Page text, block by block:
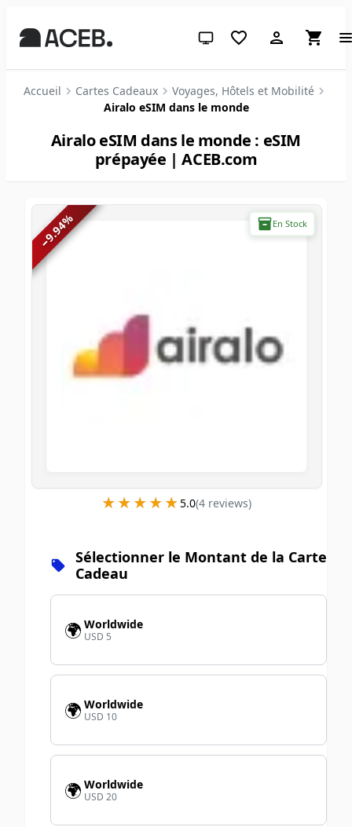
Thème système (cliquez pour
Accueil Cartes Cadeaux
Voyages, Hôtels et Mobilité
Airalo eSIM dans le monde
Airalo eSIM dans le monde : eSIM
prépayée | ACEB.com
En Stock
−
9.94
%
★★★★★
★★★★★5.0(4reviews)
Sélectionner le Montant de la Carte
Cadeau
🌍 Worldwide
USD 5
🌍 Worldwide
USD 10
🌍 Worldwide
USD 20